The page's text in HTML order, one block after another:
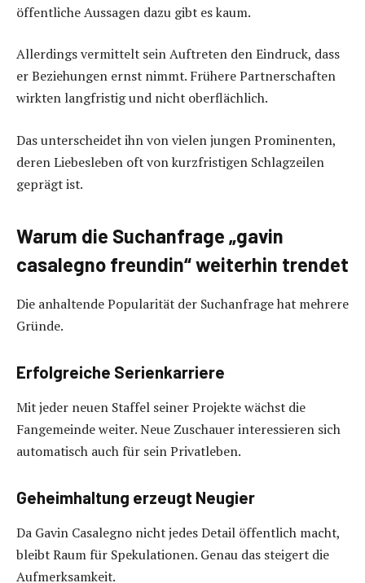
öffentliche Aussagen dazu gibt es kaum.
Allerdings vermittelt sein Auftreten den Eindruck, dass
er Beziehungen ernst nimmt. Frühere Partnerschaften
wirkten langfristig und nicht oberflächlich.
Das unterscheidet ihn von vielen jungen Prominenten,
deren Liebesleben oft von kurzfristigen Schlagzeilen
geprägt ist.
Warum die Suchanfrage „gavin
casalegno freundin“ weiterhin trendet
Die anhaltende Popularität der Suchanfrage hat mehrere
Gründe.
Erfolgreiche Serienkarriere
Mit jeder neuen Staffel seiner Projekte wächst die
Fangemeinde weiter. Neue Zuschauer interessieren sich
automatisch auch für sein Privatleben.
Geheimhaltung erzeugt Neugier
Da Gavin Casalegno nicht jedes Detail öffentlich macht,
bleibt Raum für Spekulationen. Genau das steigert die
Aufmerksamkeit.